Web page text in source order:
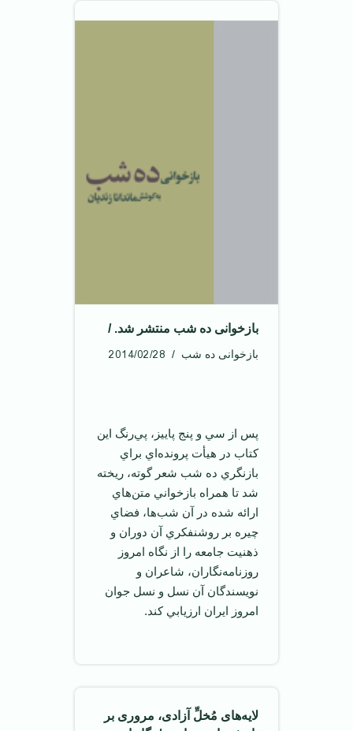
بازخوانی ده شب منتشر شد. /
بازخوانی ده شب 2014/02/28
پس از سي و پنج پاييز، پي‌رنگ اين
کتاب در هيأت پرونده‌اي براي
بازنگري ده شب شعر گوته، ريخته
شد تا همراه بازخواني متن‌هاي
ارائه‌ شده در آن شب‌ها، فضاي
چيره بر روشنفکري آن دوران و
ذهنيت جامعه را از نگاه امروز
روزنامه‌نگاران، شاعران و
نويسندگان آن نسل و نسل جوان
امروز ايران ارزيابي کند.
لایه‌های مُخلِّ آزادی، مروری بر